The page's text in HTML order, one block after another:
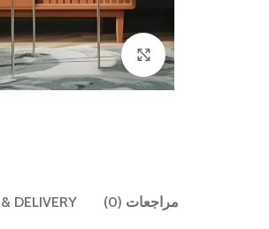
Click to enlarge
مراجعات (0) DELIVERY